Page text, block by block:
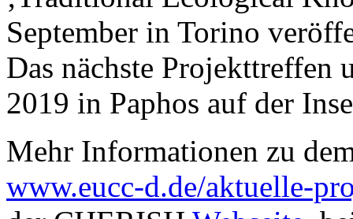
September in Torino
Das nächste
2019 in Paphos auf der
Mehr Informationen zu
www.eucc-d.de/aktuelle-